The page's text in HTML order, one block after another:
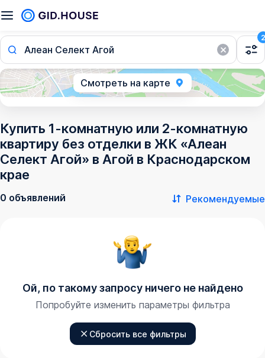
Алеан Селект Агой
2
Смотреть на карте
Купить 1-комнатную или 2-комнатную
квартиру без отделки в ЖК «Алеан
Селект Агой» в Агой в Краснодарском
крае
0 объявлений Рекомендуемые
Ой, по такому запросу ничего не найдено
Попробуйте изменить параметры фильтра
Сбросить все фильтры